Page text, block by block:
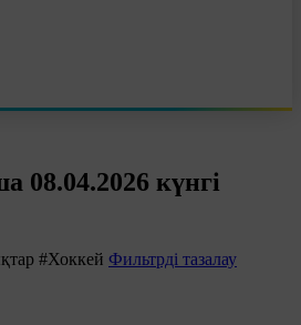
08.04.2026 күнгі
#Хоккей Фильтрді тазалау